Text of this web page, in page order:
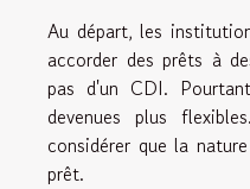
Au départ, les
accorder des prêts à
pas d'un CDI.
devenues plus
considérer que la
prêt.